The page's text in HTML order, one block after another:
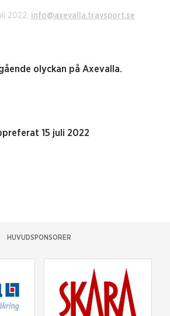
2022. info@axevalla.travsport.se
olyckan på Axevalla.
15 juli 2022
HUVUDSPONSORER